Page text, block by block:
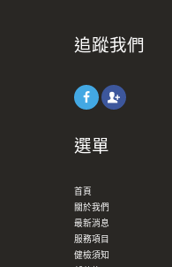
追蹤我們
選單
首頁
關於我們
最新消息
服務項目
健檢須知